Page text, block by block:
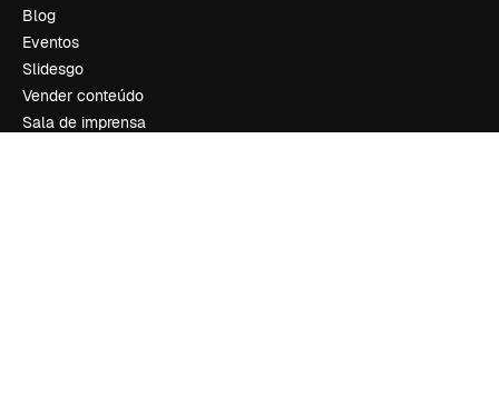
Blog
Eventos
Slidesgo
Vender conteúdo
Sala de imprensa